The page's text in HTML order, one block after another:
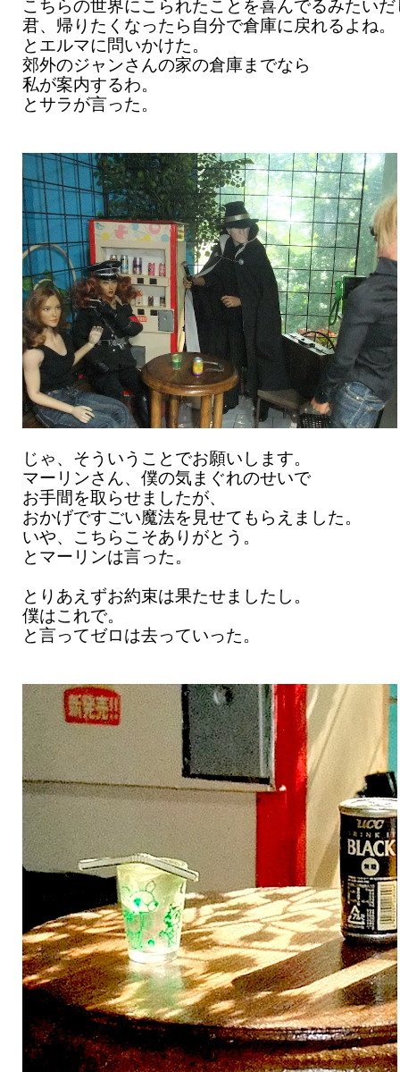
こちらの世界にこられたことを喜んでるみたいだ
君、帰りたくなったら自分で倉庫に戻れるよね。
とエルマに問いかけた。
郊外のジャンさんの家の倉庫までなら
私が案内するわ。
とサラが言った。
じゃ、そういうことでお願いします。
マーリンさん、僕の気まぐれのせいで
お手間を取らせましたが、
おかげですごい魔法を見せてもらえました。
いや、こちらこそありがとう。
とマーリンは言った。
とりあえずお約束は果たせましたし。
僕はこれで。
と言ってゼロは去っていった。